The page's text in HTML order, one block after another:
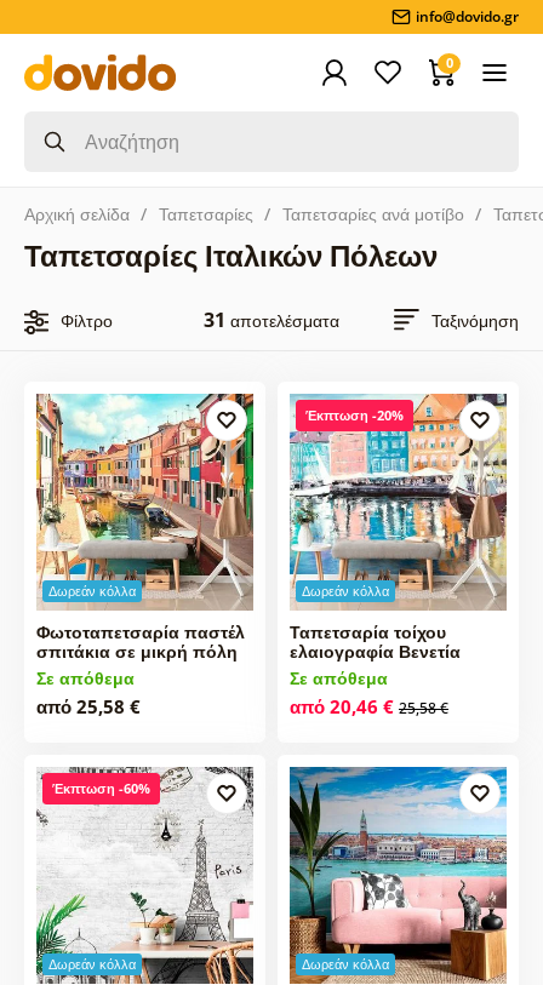
info@dovido.gr
0
Αρχική σελίδα Ταπετσαρίες Ταπετσαρίες ανά μοτίβο
Ταπετσαρίες Ιταλικών Πόλεων
Φίλτρο 31 αποτελέσματα Ταξινόμηση
Δωρεάν κόλλα
Φωτοταπετσαρία παστέλ
σπιτάκια σε μικρή πόλη
Σε απόθεμα
από 25,58 €
Δωρεάν κόλλα
Έκπτωση -20%
Ταπετσαρία τοίχου
ελαιογραφία Βενετία
Σε απόθεμα
από 20,46 € 25,58 €
Δωρεάν κόλλα
Έκπτωση -60%
Δωρεάν κόλλα